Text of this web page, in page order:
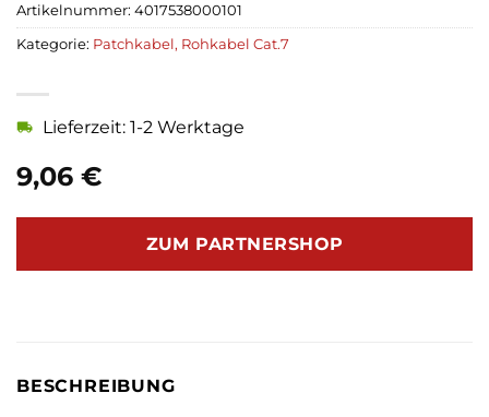
9,06 €
Lieferzeit: 1-2 Werktage
ZUM PARTNERSHOP
Artikelnummer: 4017538000101
Kategorie: Patchkabel, Rohkabel Cat.7
BESCHREIBUNG